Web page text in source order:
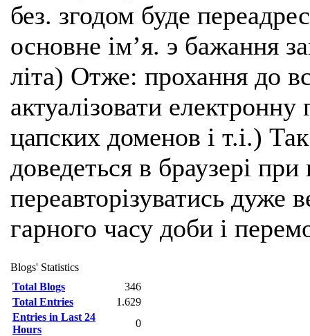
без. згодом буде
основне імʼя. э бажання
літа) Отже: прохання до
актуалізовати
цапских доменов і т.і.)
доведеться в браузері
переавторізуватись
гарного часу доби і
Blogs' Statistics
Total Blogs
346
Total Entries
1.629
Entries in Last 24
Hours
0